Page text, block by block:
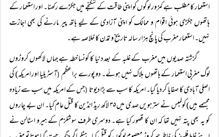
استعمار کا مطلب ہے کمزور لوگوں کو اپنی طاقت کے شکنجے میں جکڑے رکھنا۔ اور استعمار کے
ہاتھوں جکڑی ہوئی اقوام و ممالک کو اپنی آزادی کے لیے ہاتھ پیر مارنے کی بھی اجازت
نہیں۔ استعمار مغرب کی پانچ ہزار سالہ تاریخ و تمدن کا خلاصہ ہے۔
گزشتہ صدیوں میں مغرب کے غلبہ کے بعد دنیا کا کونسا خطہ ہے جہاں لاکھوں کروڑوں
لوگ مغربی استعمار کے ہاتھوں ہلاک نہیں ہوئے۔ دو پورے براعظم (آسٹریلیا اور امریکہ) کی
اصلی آبادی کا صفایا کر دیا گیا۔ امریکہ کا سب سے بڑا دیوتا (جس کے امریکہ میں سب سے زیادہ
مجسمے ہیں) کولمبس نے سترہویں صدی میں ۳۵ لاکھ ریڈ انڈین کا قتل عام کیا۔ ان بے چاروں
کو یہ بھی پتہ نہیں تھا کہ ان کا قصور کیا ہے۔ دوسری طرف سوشلزم کے ہیرو اسٹالن نے